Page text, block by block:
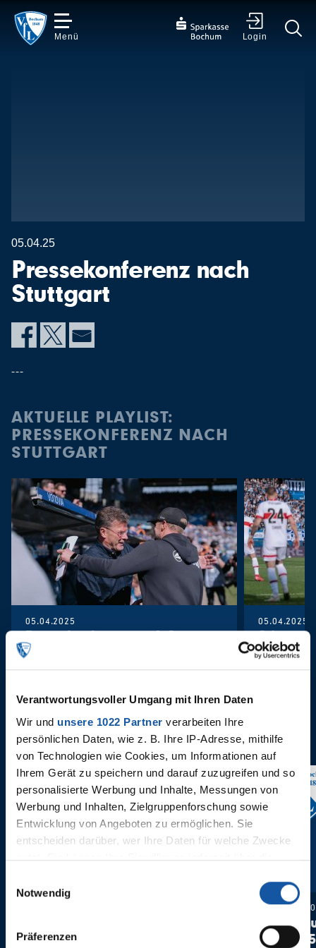
Verantwortungsvoller Umgang mit Ihren Daten
Wir und unsere 1022 Partner verarbeiten Ihre
persönlichen Daten, wie z. B. Ihre IP-Adresse, mithilfe
von Technologien wie Cookies, um Informationen auf
Ihrem Gerät zu speichern und darauf zuzugreifen und so
personalisierte Werbung und Inhalte, Messungen von
Werbung und Inhalten, Zielgruppenforschung sowie
Entwicklung von Angeboten zu ermöglichen. Sie
entscheiden darüber, wer Ihre Daten für welche Zwecke
nutzt. Sie können Ihre Einwilligung jederzeit über die
Trigger Symbol ändern oder widerrufen
Informationen über Ihre geografische Lage erfassen,
Notwendig
Präferenzen
Menü Login
05.04.25
Pressekonferenz nach
Stuttgart
---
AKTUELLE PLAYLIST:
PRESSEKONFERENZ NACH
STUTTGART
05.04.2025
Pressekonferenz nach Stuttgart
05.04.2025
34. Spieltag
VfL Bochum 1848
33.
Samstag,
VfL
Mainz 05